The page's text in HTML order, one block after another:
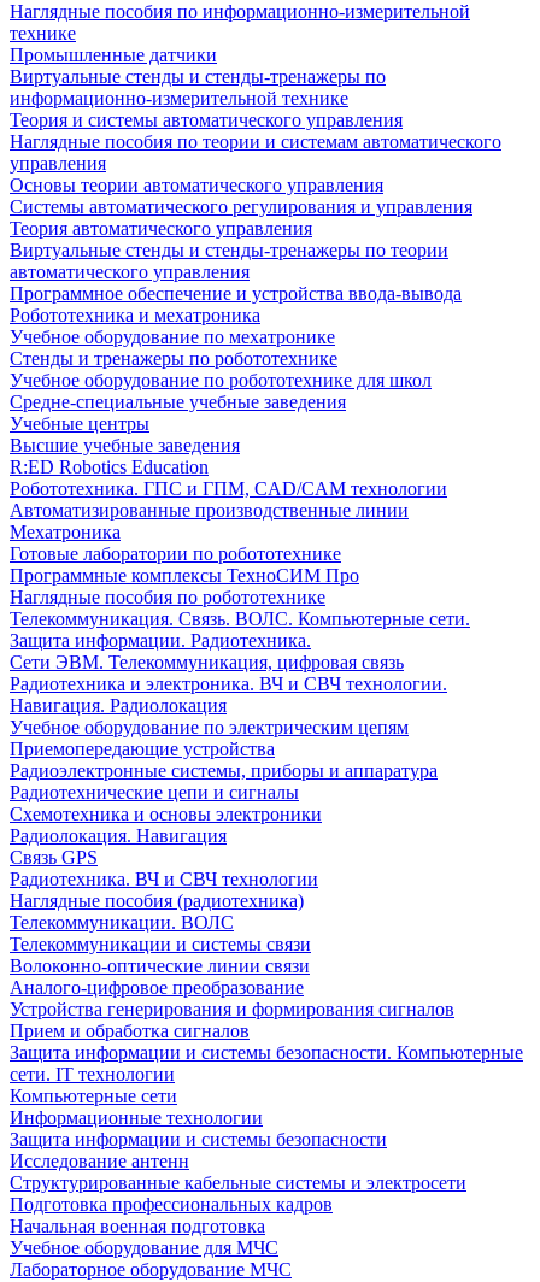
Наглядные пособия по информационно-измерительной
технике
Промышленные датчики
Виртуальные стенды и стенды-тренажеры по
информационно-измерительной технике
Теория и системы автоматического управления
Наглядные пособия по теории и системам автоматического
управления
Основы теории автоматического управления
Системы автоматического регулирования и управления
Теория автоматического управления
Виртуальные стенды и стенды-тренажеры по теории
автоматического управления
Программное обеспечение и устройства ввода-вывода
Робототехника и мехатроника
Учебное оборудование по мехатронике
Стенды и тренажеры по робототехнике
Учебное оборудование по робототехнике для школ
Средне-специальные учебные заведения
Учебные центры
Высшие учебные заведения
R:ED Robotics Education
Робототехника. ГПС и ГПМ, CAD/CAM технологии
Автоматизированные производственные линии
Мехатроника
Готовые лаборатории по робототехнике
Программные комплексы ТехноСИМ Про
Наглядные пособия по робототехнике
Телекоммуникация. Связь. ВОЛС. Компьютерные сети.
Защита информации. Радиотехника.
Сети ЭВМ. Телекоммуникация, цифровая связь
Радиотехника и электроника. ВЧ и СВЧ технологии.
Навигация. Радиолокация
Учебное оборудование по электрическим цепям
Приемопередающие устройства
Радиоэлектронные системы, приборы и аппаратура
Радиотехнические цепи и сигналы
Схемотехника и основы электроники
Радиолокация. Навигация
Связь GPS
Радиотехника. ВЧ и СВЧ технологии
Наглядные пособия (радиотехника)
Телекоммуникации. ВОЛС
Телекоммуникации и системы связи
Волоконно-оптические линии связи
Аналого-цифровое преобразование
Устройства генерирования и формирования сигналов
Прием и обработка сигналов
Защита информации и системы безопасности. Компьютерные
сети. IT технологии
Компьютерные сети
Информационные технологии
Защита информации и системы безопасности
Исследование антенн
Структурированные кабельные системы и электросети
Подготовка профессиональных кадров
Начальная военная подготовка
Учебное оборудование для МЧС
Лабораторное оборудование МЧС